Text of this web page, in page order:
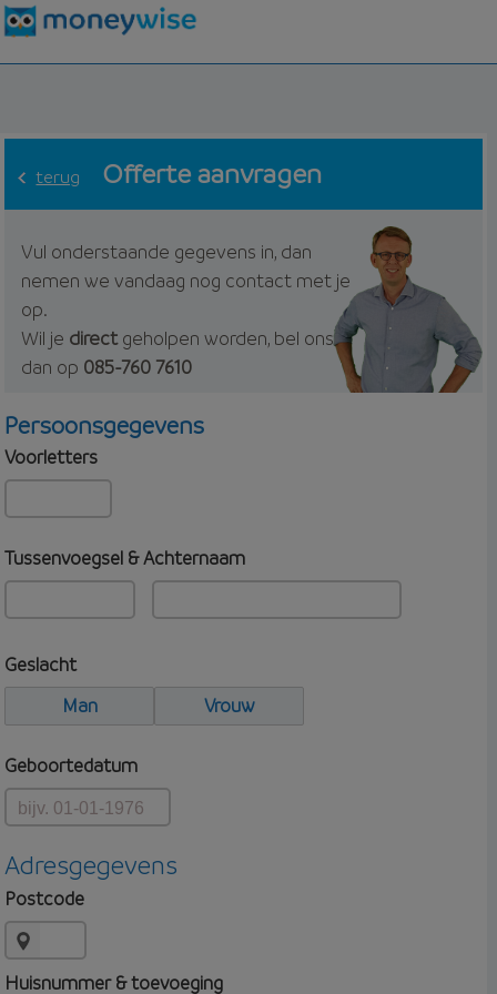
terug Offerte aanvragen
Vul onderstaande gegevens in, dan
nemen we vandaag nog contact met je
op.
Wil je directgeholpen worden, bel ons
dan op 085-760 7610
Persoonsgegevens
Voorletters
Tussenvoegsel & Achternaam
Geslacht
Man
Vrouw
Geboortedatum
Adresgegevens
Postcode
Huisnummer & toevoeging